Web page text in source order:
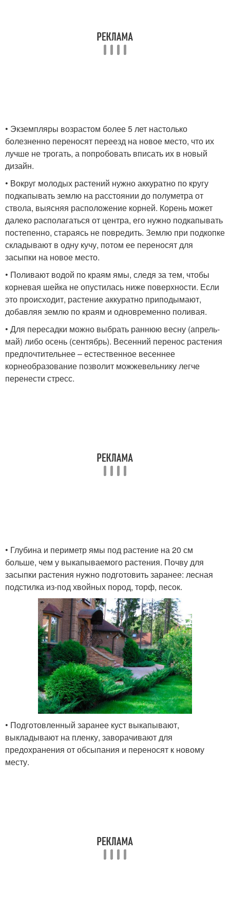
• Экземпляры возрастом более 5 лет настолько
болезненно переносят переезд на новое место, что их
лучше не трогать, а попробовать вписать их в новый
дизайн.
• Вокруг молодых растений нужно аккуратно по кругу
подкапывать землю на расстоянии до полуметра от
ствола, выясняя расположение корней. Корень может
далеко располагаться от центра, его нужно подкапывать
постепенно, стараясь не повредить. Землю при подкопке
складывают в одну кучу, потом ее переносят для
засыпки на новое место.
• Поливают водой по краям ямы, следя за тем, чтобы
корневая шейка не опустилась ниже поверхности. Если
это происходит, растение аккуратно приподымают,
добавляя землю по краям и одновременно поливая.
• Для пересадки можно выбрать раннюю весну (апрель-
май) либо осень (сентябрь). Весенний перенос растения
предпочтительнее – естественное весеннее
корнеобразование позволит можжевельнику легче
перенести стресс.
• Глубина и периметр ямы под растение на 20 см
больше, чем у выкапываемого растения. Почву для
засыпки растения нужно подготовить заранее: лесная
подстилка из-под хвойных пород, торф, песок.
• Подготовленный заранее куст выкапывают,
выкладывают на пленку, заворачивают для
предохранения от обсыпания и переносят к новому
месту.